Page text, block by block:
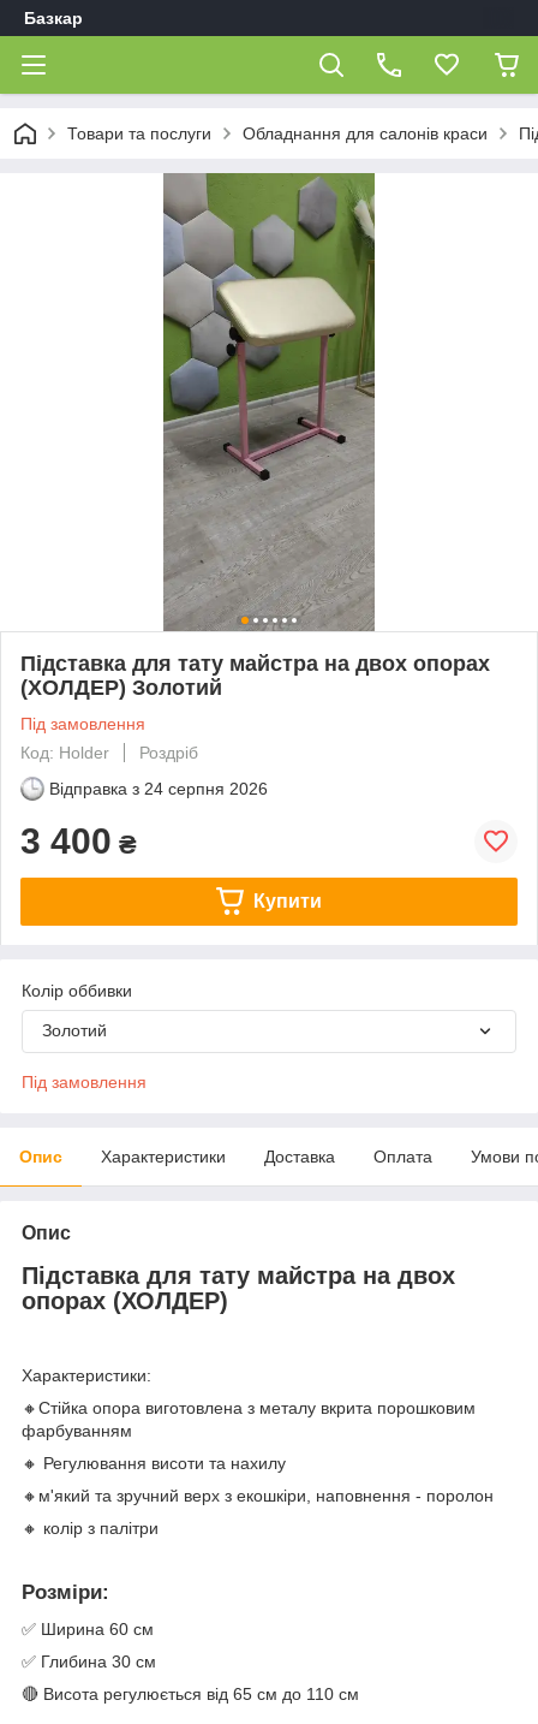
Базкар
Товари та послуги Обладнання для салонів краси
Підставка для тату майстра на двох опорах
(ХОЛДЕР) Золотий
Під замовлення
Код: Holder
Роздріб
Відправка з 24 серпня 2026
3 400 ₴
Купити
Колір оббивки
Золотий
Під замовлення
Опис Характеристики Доставка Оплата Умови
Опис
Підставка для тату майстра на двох
опорах (ХОЛДЕР)
Характеристики:
🔸Стійка опора виготовлена з металу вкрита порошковим
фарбуванням
🔸 Регулювання висоти та нахилу
🔸м'який та зручний верх з екошкіри, наповнення - поролон
🔸 колір з палітри
Розміри:
✅ Ширина 60 см
✅ Глибина 30 см
🔴 Висота регулюється від 65 см до 110 см